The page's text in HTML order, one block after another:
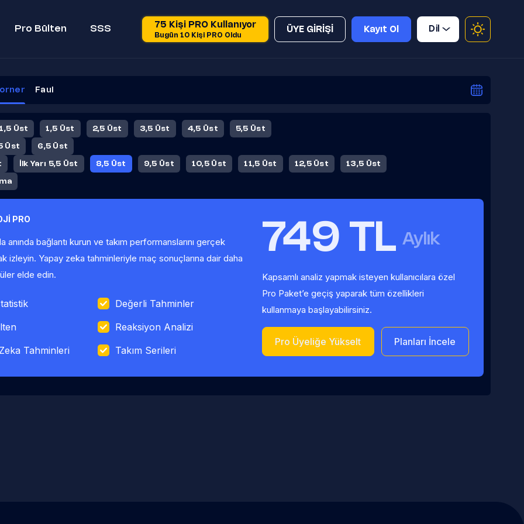
Pro Bülten SSS 75 Kişi PRO Kullanıyor
Bugün 10 Kişi PRO Oldu
ÜYE GİRİŞİ Kayıt Ol Dil
Faul
Üst 1,5 Üst 2,5 Üst 3,5 Üst 4,5 Üst 5,5 Üst
Üst 6,5 Üst
İlk Yarı 5,5 Üst 8,5 Üst 9,5 Üst 10,5 Üst 11,5 Üst 12,5 Üst 13,5 Üst
PRO
anında bağlantı kurun ve takım performanslarını gerçek
izleyin. Yapay zeka tahminleriyle maç sonuçlarına dair daha
elde edin.
Değerli Tahminler
Reaksiyon Analizi
Tahminleri
Takım Serileri
749 TL Aylık
Kapsamlı analiz yapmak isteyen kullanıcılara özel
Pro Paket’e geçiş yaparak tüm özellikleri
kullanmaya başlayabilirsiniz.
Pro Üyeliğe Yükselt Planları İncele